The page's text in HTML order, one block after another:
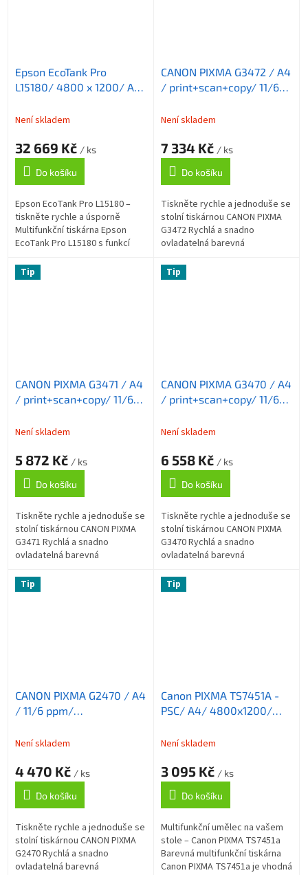
Epson EcoTank Pro
L15180/ 4800 x 1200/ A3/
4 barvy/ LAN/ Wi-Fi/ USB
Není skladem
32 669 Kč / ks
Do košíku
Epson EcoTank Pro L15180 –
tiskněte rychle a úsporně
Multifunkční tiskárna Epson
EcoTank Pro L15180 s funkcí
jednom balení. Vyznačuje se
nízkými...
CANON PIXMA G3472 / A4
/ print+scan+copy/ 11/6
USB/ červená
Není skladem
7 334 Kč / ks
Do košíku
Tiskněte rychle a jednoduše se
stolní tiskárnou CANON PIXMA
G3472 Rychlá a snadno
ovladatelná barevná
G3472 . Integruje v sobě
tiskárnu , kopírku a...
Tip
CANON PIXMA G3471 / A4
/ print+scan+copy/ 11/6
USB/ bílá
Není skladem
5 872 Kč / ks
Do košíku
Tiskněte rychle a jednoduše se
stolní tiskárnou CANON PIXMA
G3471 Rychlá a snadno
ovladatelná barevná
G3471 . Integruje v sobě
tiskárnu , kopírku a...
Tip
CANON PIXMA G3470 / A4
/ print+scan+copy/ 11/6
USB/ černá
Není skladem
6 558 Kč / ks
Do košíku
Tiskněte rychle a jednoduše se
stolní tiskárnou CANON PIXMA
G3470 Rychlá a snadno
ovladatelná barevná
G3470 . Integruje v sobě
tiskárnu , kopírku a...
Tip
CANON PIXMA G2470 / A4
/ 11/6 ppm/
4800x1200 / USB/ černá
Není skladem
4 470 Kč / ks
Do košíku
Tiskněte rychle a jednoduše se
stolní tiskárnou CANON PIXMA
G2470 Rychlá a snadno
ovladatelná barevná
Tip
Canon PIXMA TS7451A -
PSC/ A4/ 4800x1200/
USB/ Bílá
Není skladem
3 095 Kč / ks
Do košíku
Multifunkční umělec na vašem
stole – Canon PIXMA TS7451a
Barevná multifunkční tiskárna
Canon PIXMA TS7451a je vhodná